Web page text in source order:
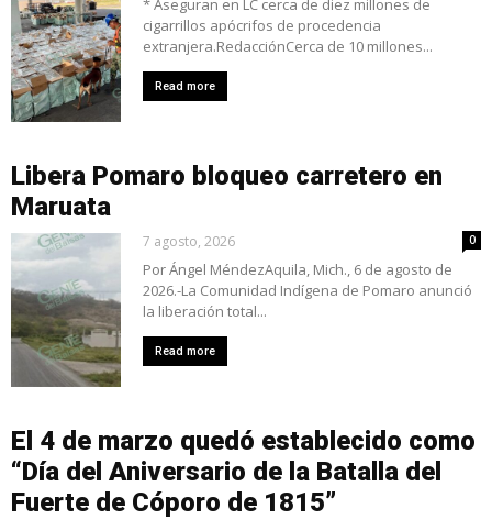
* Aseguran en LC cerca de diez millones de
cigarrillos apócrifos de procedencia
extranjera.RedacciónCerca de 10 millones...
Read more
Libera Pomaro bloqueo carretero en
Maruata
7 agosto, 2026 0
Por Ángel MéndezAquila, Mich., 6 de agosto de
2026.-La Comunidad Indígena de Pomaro anunció
la liberación total...
Read more
El 4 de marzo quedó establecido como
“Día del Aniversario de la Batalla del
Fuerte de Cóporo de 1815”